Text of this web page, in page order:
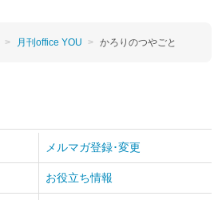
月刊office YOU かろりのつやごと
メルマガ登録･変更
お役立ち情報